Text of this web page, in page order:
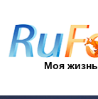
Моя жизнь